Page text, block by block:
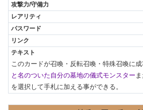
このカードが召喚・反転召喚・特殊召喚に成
と名のついた自分の墓地の儀式モンスター
を選択して手札に加える事ができる。